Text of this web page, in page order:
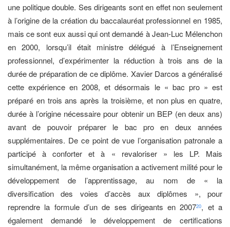
une politique double. Ses dirigeants sont en effet non seulement
à l’origine de la création du baccalauréat professionnel en 1985,
mais ce sont eux aussi qui ont demandé à Jean-Luc Mélenchon
en 2000, lorsqu’il était ministre délégué à l’Enseignement
professionnel, d’expérimenter la réduction à trois ans de la
durée de préparation de ce diplôme. Xavier Darcos a généralisé
cette expérience en 2008, et désormais le « bac pro » est
préparé en trois ans après la troisième, et non plus en quatre,
durée à l’origine nécessaire pour obtenir un BEP (en deux ans)
avant de pouvoir préparer le bac pro en deux années
supplémentaires. De ce point de vue l’organisation patronale a
participé à conforter et à « revaloriser » les LP. Mais
simultanément, la même organisation a activement milité pour le
développement de l’apprentissage, au nom de « la
diversification des voies d’accès aux diplômes », pour
reprendre la formule d’un de ses dirigeants en 200720, et a
également demandé le développement de certifications